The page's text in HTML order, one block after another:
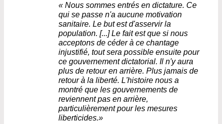
« Nous sommes entrés en dictature. Ce
qui se passe n'a aucune motivation
sanitaire. Le but est d'asservir la
population. [...] Le fait est que si nous
acceptons de céder à ce chantage
injustifié, tout sera possible ensuite pour
ce gouvernement dictatorial. Il n'y aura
plus de retour en arrière. Plus jamais de
retour à la liberté. L'histoire nous a
montré que les gouvernements de
reviennent pas en arrière,
particulièrement pour les mesures
liberticides.»